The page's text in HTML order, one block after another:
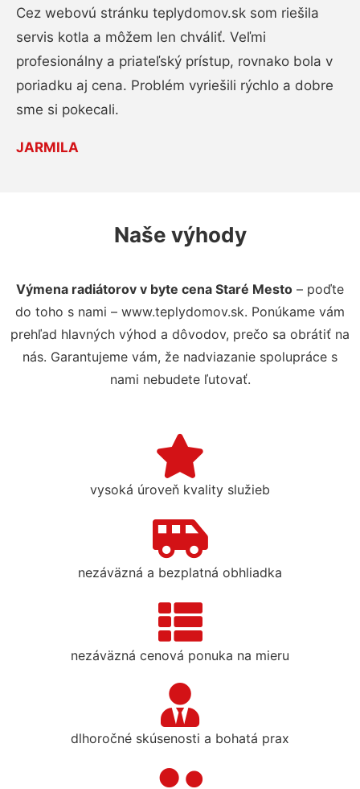
Cez webovú stránku teplydomov.sk som riešila
servis kotla a môžem len chváliť. Veľmi
profesionálny a priateľský prístup, rovnako bola v
poriadku aj cena. Problém vyriešili rýchlo a dobre
sme si pokecali.
JARMILA
Naše výhody
Výmena radiátorov v byte cena Staré Mesto – poďte
do toho s nami – www.teplydomov.sk. Ponúkame vám
prehľad hlavných výhod a dôvodov, prečo sa obrátiť na
nás. Garantujeme vám, že nadviazanie spolupráce s
nami nebudete ľutovať.
vysoká úroveň kvality služieb
nezáväzná a bezplatná obhliadka
nezáväzná cenová ponuka na mieru
dlhoročné skúsenosti a bohatá prax